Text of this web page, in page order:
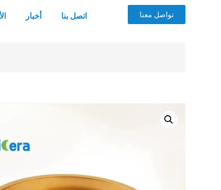
أخبار اتصل بنا تواصل معنا